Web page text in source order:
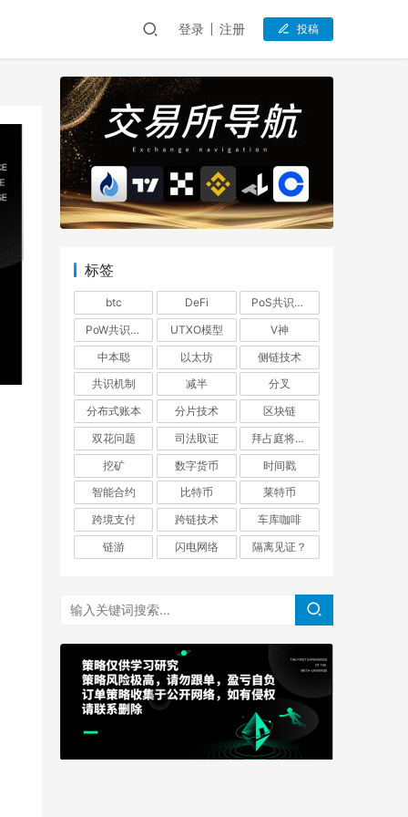
登录 注册 投稿
标签
btc DeFi
PoS共识机制
PoW共识机制
UTXO模型
V神
中本聪
以太坊
侧链技术
共识机制
减半
分叉
分布式账本
分片技术
区块链
双花问题
司法取证
拜占庭将军问题
挖矿
数字货币
时间戳
智能合约
比特币
莱特币
跨境支付
跨链技术
车库咖啡
链游
闪电网络 隔离见证？